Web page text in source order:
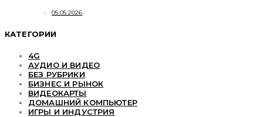
05.05.2026
КАТЕГОРИИ
4G
АУДИО И ВИДЕО
БЕЗ РУБРИКИ
БИЗНЕС И РЫНОК
ВИДЕОКАРТЫ
ДОМАШНИЙ КОМПЬЮТЕР
ИГРЫ И ИНДУСТРИЯ